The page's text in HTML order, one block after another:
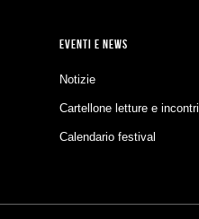
EVENTI E NEWS
Notizie
Cartellone letture e incontri
Calendario festival